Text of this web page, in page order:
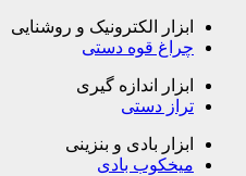
ابزار الکترونیک و روشنایی
چراغ قوه دستی
ابزار اندازه گیری
تراز دستی
ابزار بادی و بنزینی
میخکوب بادی